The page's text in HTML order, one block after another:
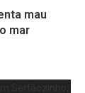
mau
mar